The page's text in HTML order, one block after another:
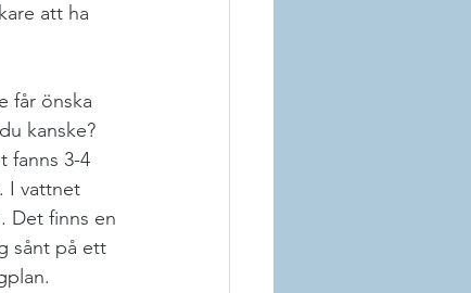
att ha
får önska
kanske?
fanns 3-4
I vattnet
Det finns en
sånt på ett